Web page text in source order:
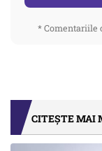
* Comentariile
CITEȘTE MAI